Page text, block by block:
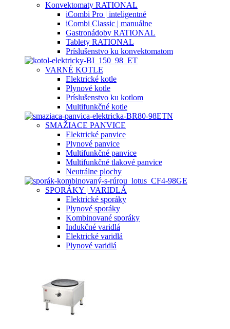
Konvektomaty RATIONAL
iCombi Pro | inteligentné
iCombi Classic | manuálne
Gastronádoby RATIONAL
Tablety RATIONAL
Príslušenstvo ku konvektomatom
VARNÉ KOTLE
Elektrické kotle
Plynové kotle
Príslušenstvo ku kotlom
Multifunkčné kotle
SMAŽIACE PANVICE
Elektrické panvice
Plynové panvice
Multifunkčné panvice
Multifunkčné tlakové panvice
Neutrálne plochy
SPORÁKY | VARIDLÁ
Elektrické sporáky
Plynové sporáky
Kombinované sporáky
Indukčné varidlá
Elektrické varidlá
Plynové varidlá